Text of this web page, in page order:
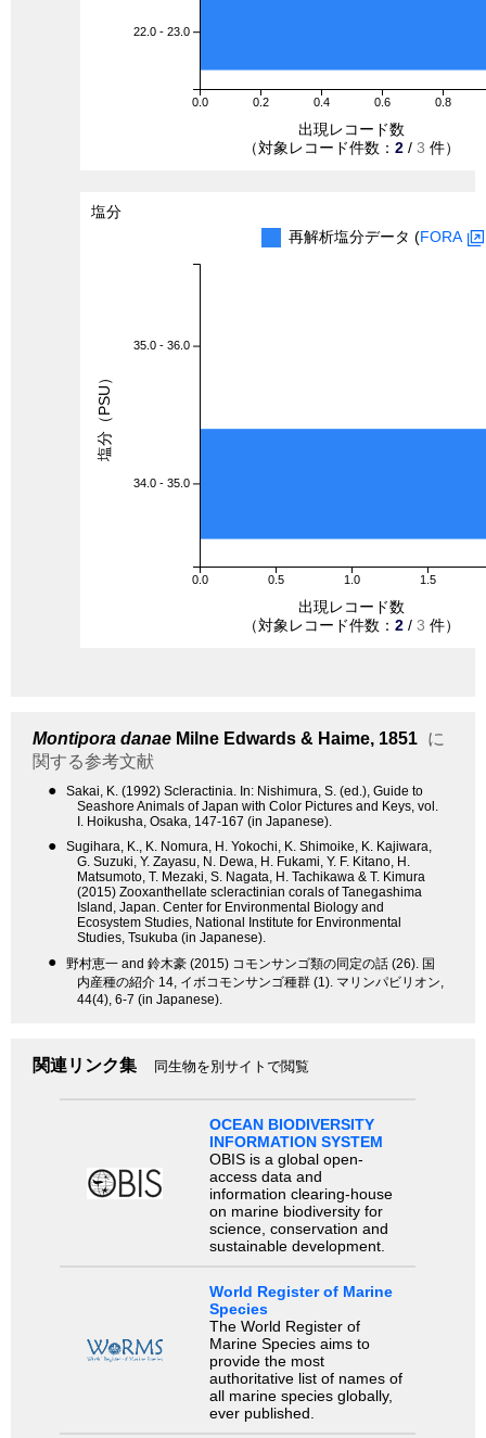
0.0 0.2 0.4 0.6 0.8
22.0 - 23.0
出現レコード数
（対象レコード件数： 2 / 3 件）
塩分
再解析塩分データ (FORA
0.0 0.5 1.0 1.5
35.0 - 36.0
34.0 - 35.0
出現レコード数
（対象レコード件数： 2 / 3 件）
塩分（PSU）
Montipora danae Milne Edwards & Haime, 1851 に
関する参考文献
●
Sakai, K. (1992) Scleractinia. In: Nishimura, S. (ed.), Guide to
Seashore Animals of Japan with Color Pictures and Keys, vol.
I. Hoikusha, Osaka, 147-167 (in Japanese).
●
Sugihara, K., K. Nomura, H. Yokochi, K. Shimoike, K. Kajiwara,
G. Suzuki, Y. Zayasu, N. Dewa, H. Fukami, Y. F. Kitano, H.
Matsumoto, T. Mezaki, S. Nagata, H. Tachikawa & T. Kimura
(2015) Zooxanthellate scleractinian corals of Tanegashima
Island, Japan. Center for Environmental Biology and
Ecosystem Studies, National Institute for Environmental
Studies, Tsukuba (in Japanese).
●
野村恵一 and 鈴木豪 (2015) コモンサンゴ類の同定の話 (26). 国
内産種の紹介 14, イボコモンサンゴ種群 (1). マリンパビリオン,
44(4), 6-7 (in Japanese).
関連リンク集 同生物を別サイトで閲覧
OCEAN BIODIVERSITY
INFORMATION SYSTEM
OBIS is a global open-
access data and
information clearing-house
on marine biodiversity for
science, conservation and
sustainable development.
World Register of Marine
Species
The World Register of
Marine Species aims to
provide the most
authoritative list of names of
all marine species globally,
ever published.